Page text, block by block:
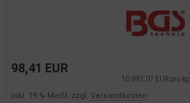
98,41 EUR
10.993,07 EUR pro kg
inkl. 19 % MwSt. zzgl. Versandkosten